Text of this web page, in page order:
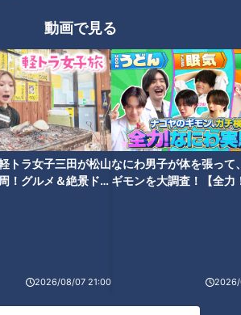
動画で見る
トラ女子三田が松山
！グルメ＆絶景ドラ
2026/08/07 21:00
なにわ男子が体を張って
ギモンを大調査！【全力
2026/
買い物を
クな利用
あなたの100円ショップの愛用
グッズは？かわいいグッズで彼
氏にサプライズする女性も！
石掘り
マスク会話のストレスを解消！